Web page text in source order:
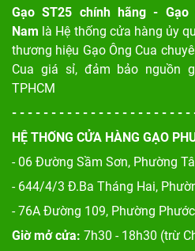
Gạo ST25 chính hãng -
Nam là Hệ thống cửa hàng ủy
thương hiệu Gạo Ông Cua
Cua giá sỉ, đảm bảo nguồn
TPHCM
- - - - - - - - - - - - - - - - - - - - - - -
HỆ THỐNG CỬA HÀNG GẠO
- 06 Đường Sầm Sơn, Phường
- 644/4/3 Đ.Ba Tháng Hai,
- 76A Đường 109, Phường Phước
Giờ mở cửa: 7h30 - 18h30 (trừ